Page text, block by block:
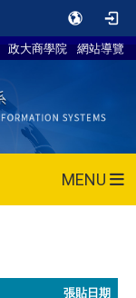
政大商學院 網站導覽
MENU
張貼日期